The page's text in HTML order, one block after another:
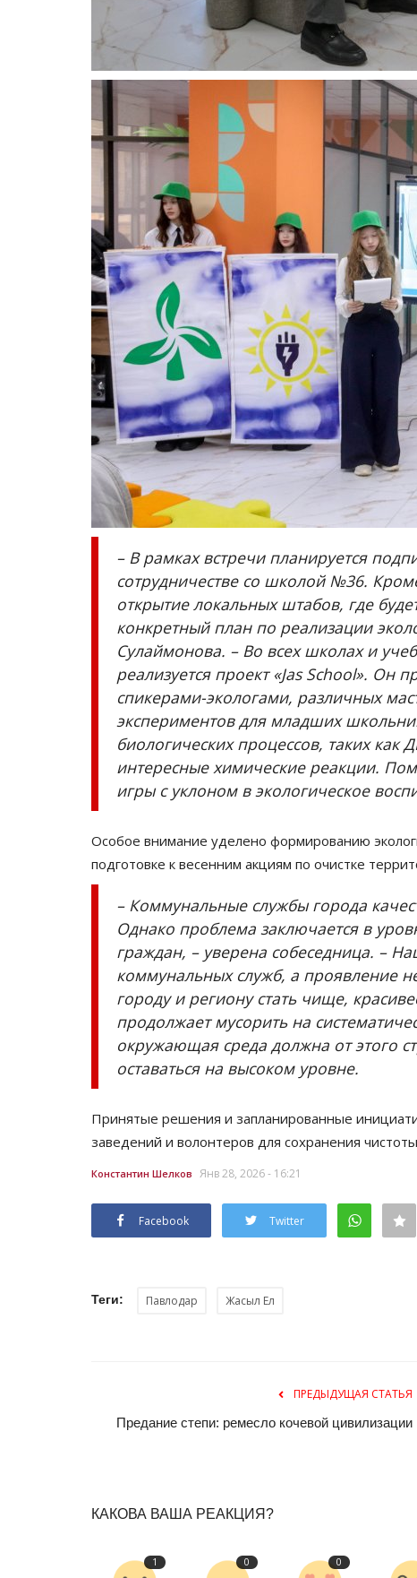
– В рамках встречи планируется
сотрудничестве со школой №36.
открытие локальных штабов, где
конкретный план по реализации
Сулаймонова. – Во всех школах и
реализуется проект «Jas School». Он
спикерами-экологами, различных
экспериментов для младших
биологических процессов, таких
интересные химические реакции.
игры с уклоном в экологическое
Особое внимание уделено формированию
подготовке к весенним акциям по очистке
– Коммунальные службы города
Однако проблема заключается в
граждан, – уверена собеседница. –
коммунальных служб, а проявление
городу и региону стать чище,
продолжает мусорить на
окружающая среда должна от этого
оставаться на высоком уровне.
Принятые решения и запланированные
заведений и волонтеров для сохранения
Константин Шелков Янв 28, 2026 - 16:21
Facebook Twitter
Теги: Павлодар Жасыл Ел
ПРЕДЫДУЩАЯ СТАТЬЯ
Предание степи: ремесло кочевой цивилизации
КАКОВА ВАША РЕАКЦИЯ?
1 0 0
Зимний спорт
«Иртышский лёд» в Павлодаре
собрал малышей-фигуристов
Янв 28, 2026 789
Стартовало областное первенство по
катанию.